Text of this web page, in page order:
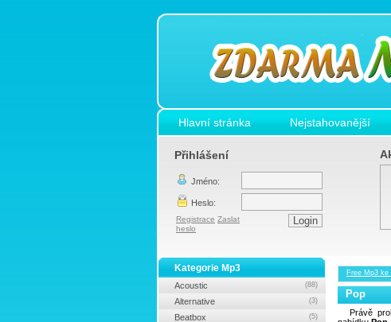
Hlavní stránka Nejstahovanější
Přihlášení
Jméno:
Heslo:
Registrace Zaslat
heslo
Free Mp3
Pop
Právě
Kategorie Mp3
Acoustic (88)
Alternative (3)
Beatbox (5)